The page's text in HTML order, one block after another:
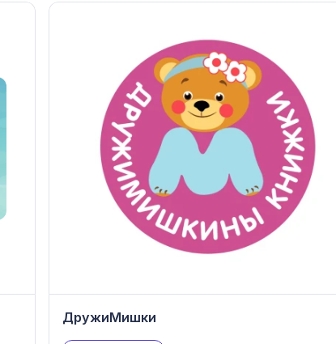
ДружиМишки